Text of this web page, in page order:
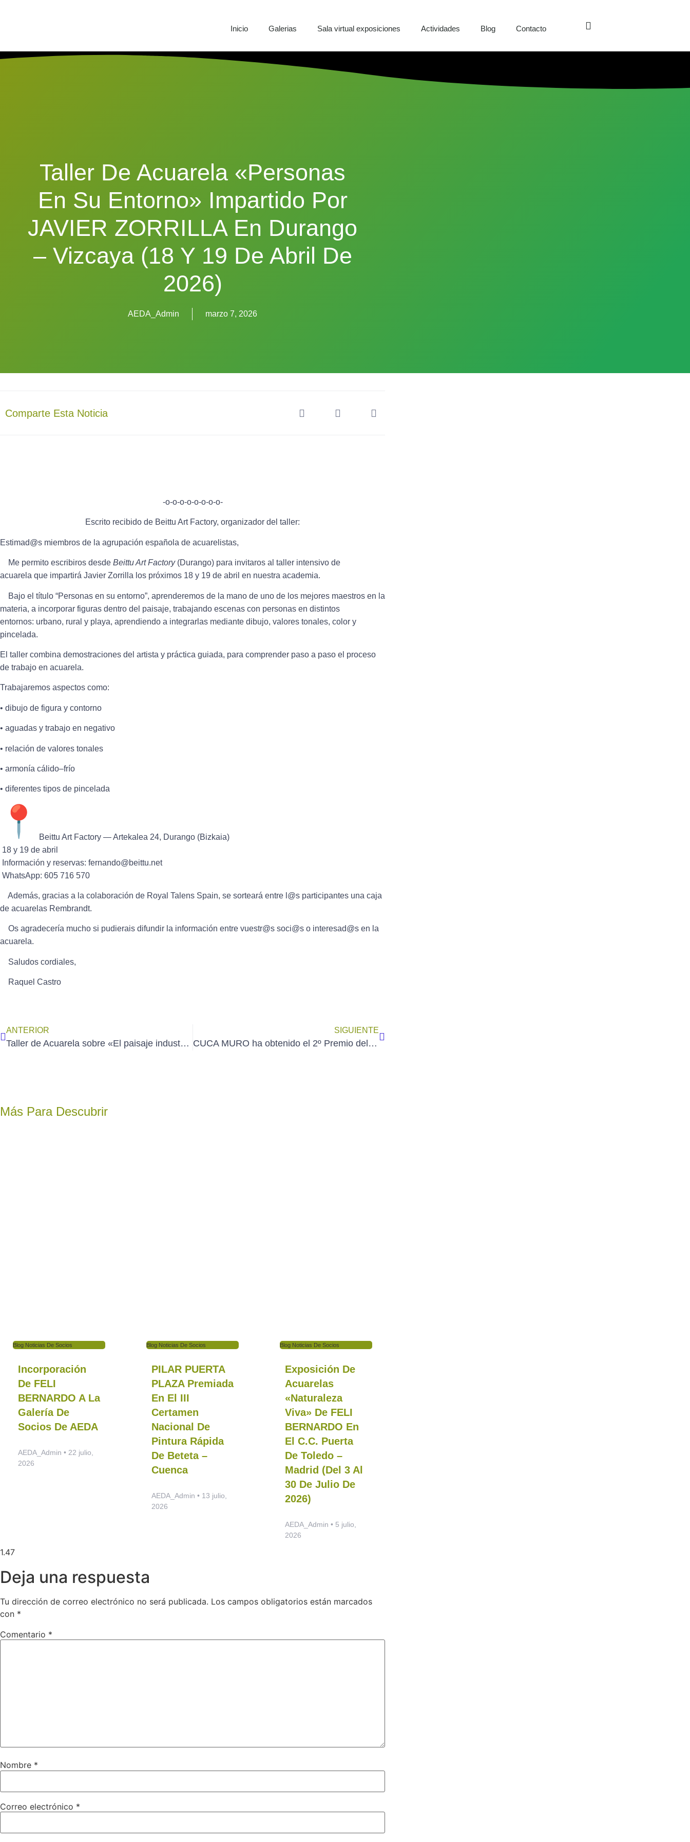
Inicio Galerias Sala virtual exposiciones Actividades Blog Contacto
Taller De Acuarela «Personas
En Su Entorno» Impartido Por
JAVIER ZORRILLA En Durango
– Vizcaya (18 Y 19 De Abril De
2026)
AEDA_Admin marzo 7, 2026
Comparte Esta Noticia
-o-o-o-o-o-o-o-o-
Escrito recibido de Beittu Art Factory, organizador del taller:
Estimad@s miembros de la agrupación española de acuarelistas,
Me permito escribiros desde Beittu Art Factory(Durango) para invitaros al taller intensivo de
acuarela que impartirá Javier Zorrilla los próximos 18 y 19 de abril en nuestra academia.
Bajo el título “Personas en su entorno”, aprenderemos de la mano de uno de los mejores maestros en la
materia, a incorporar figuras dentro del paisaje, trabajando escenas con personas en distintos
entornos: urbano, rural y playa, aprendiendo a integrarlas mediante dibujo, valores tonales, color y
pincelada.
El taller combina demostraciones del artista y práctica guiada, para comprender paso a paso el proceso
de trabajo en acuarela.
Trabajaremos aspectos como:
• dibujo de figura y contorno
• aguadas y trabajo en negativo
• relación de valores tonales
• armonía cálido–frío
• diferentes tipos de pincelada
Beittu Art Factory — Artekalea 24, Durango (Bizkaia)
18 y 19 de abril
Información y reservas: fernando@beittu.net
WhatsApp: 605 716 570
Además, gracias a la colaboración de Royal Talens Spain, se sorteará entre l@s participantes una caja
de acuarelas Rembrandt.
Os agradecería mucho si pudierais difundir la información entre vuestr@s soci@s o interesad@s en la
acuarela.
Saludos cordiales,
Raquel Castro
ANTERIOR
Taller de Acuarela sobre «El paisaje industrial» impartido por MAYLU GARCÍA en Madrid (21 y 22 de marzo de 2026)
SIGUIENTE
CUCA MURO ha obtenido el 2º Premio del XXXI Salón de Primavera de la Agrupación de Acuarelistas de Aragón
Más Para Descubrir
Blog Noticias De Socios
Incorporación
De FELI
BERNARDO A La
Galería De
Socios De AEDA
AEDA_Admin
22 julio,
2026
Blog Noticias De Socios
PILAR PUERTA
PLAZA Premiada
En El III
Certamen
Nacional De
Pintura Rápida
De Beteta –
Cuenca
AEDA_Admin
13 julio,
2026
Blog Noticias De Socios
Exposición De
Acuarelas
«Naturaleza
Viva» De FELI
BERNARDO En
El C.C. Puerta
De Toledo –
Madrid (del 3 Al
30 De Julio De
2026)
AEDA_Admin
5 julio,
2026
Deja una respuesta
Tu dirección de correo electrónico no será publicada. Los campos obligatorios están marcados
con *
Comentario *
Nombre *
Correo electrónico *